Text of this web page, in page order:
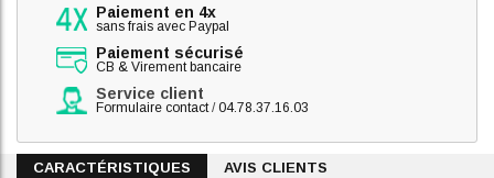
Paiement en 4x
sans frais avec Paypal
Paiement sécurisé
CB & Virement bancaire
Service client
Formulaire contact/04.78.37.16.03
CARACTÉRISTIQUES
AVIS CLIENTS